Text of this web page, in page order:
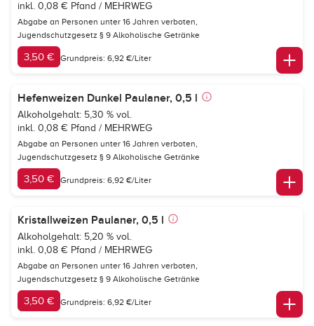
inkl. 0,08 € Pfand / MEHRWEG
Abgabe an Personen unter 16 Jahren verboten,
Jugendschutzgesetz § 9 Alkoholische Getränke
3,50 € Grundpreis: 6,92 €/Liter
Hefenweizen Dunkel Paulaner, 0,5 l
Alkoholgehalt: 5,30 % vol.
inkl. 0,08 € Pfand / MEHRWEG
Abgabe an Personen unter 16 Jahren verboten,
Jugendschutzgesetz § 9 Alkoholische Getränke
3,50 € Grundpreis: 6,92 €/Liter
Kristallweizen Paulaner, 0,5 l
Alkoholgehalt: 5,20 % vol.
inkl. 0,08 € Pfand / MEHRWEG
Abgabe an Personen unter 16 Jahren verboten,
Jugendschutzgesetz § 9 Alkoholische Getränke
3,50 € Grundpreis: 6,92 €/Liter